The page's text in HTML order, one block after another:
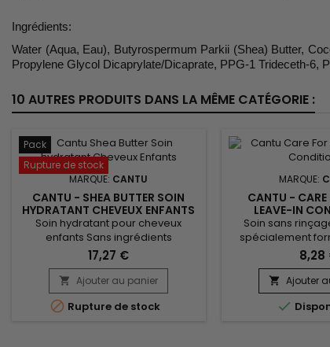
Ingrédients:
Water (Aqua, Eau), Butyrospermum Parkii (Shea) Butter,
Propylene Glycol Dicaprylate/Dicaprate, PPG-1 Trideceth-6,
10 AUTRES PRODUITS DANS LA MÊME CATÉGORIE :
Pack
Rupture de stock
MARQUE: CANTU
CANTU - SHEA BUTTER SOIN
HYDRATANT CHEVEUX ENFANTS
Soin hydratant pour cheveux
enfants Sans ingrédients
chimiques, sans sulfates, sans
parabène, sans silicone, sans
gluten, sans paraffine ni
propylène. Ce trio de soins pour
enfants nourrit en profondeur.
17,27 €
 Ajouter au panier
 Rupture de stock
MARQUE:
CANTU -
LEAVE-IN
Soin sans
spécialement
cheveux des
Parfait mélange
Karité, d'huile de
Cantu Care For
Conditioner
8,28
 Ajouter
